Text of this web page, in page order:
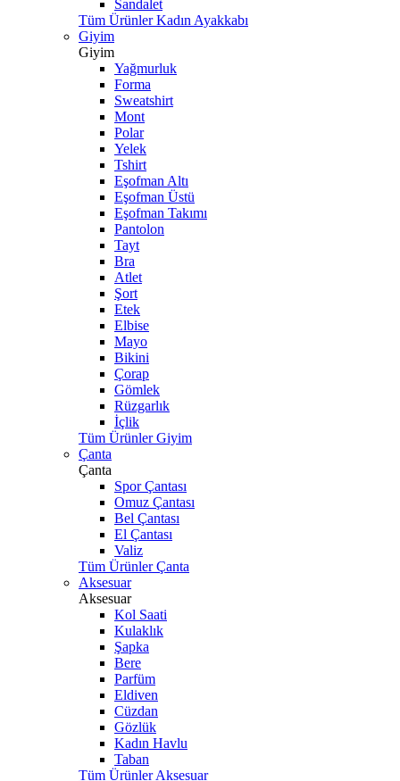
Sandalet
Tüm Ürünler Kadın Ayakkabı
Giyim
Giyim
Yağmurluk
Forma
Sweatshirt
Mont
Polar
Yelek
Tshirt
Eşofman Altı
Eşofman Üstü
Eşofman Takımı
Pantolon
Tayt
Bra
Atlet
Şort
Etek
Elbise
Mayo
Bikini
Çorap
Gömlek
Rüzgarlık
İçlik
Tüm Ürünler Giyim
Çanta
Çanta
Spor Çantası
Omuz Çantası
Bel Çantası
El Çantası
Valiz
Tüm Ürünler Çanta
Aksesuar
Aksesuar
Kol Saati
Kulaklık
Şapka
Bere
Parfüm
Eldiven
Cüzdan
Gözlük
Kadın Havlu
Taban
Tüm Ürünler Aksesuar